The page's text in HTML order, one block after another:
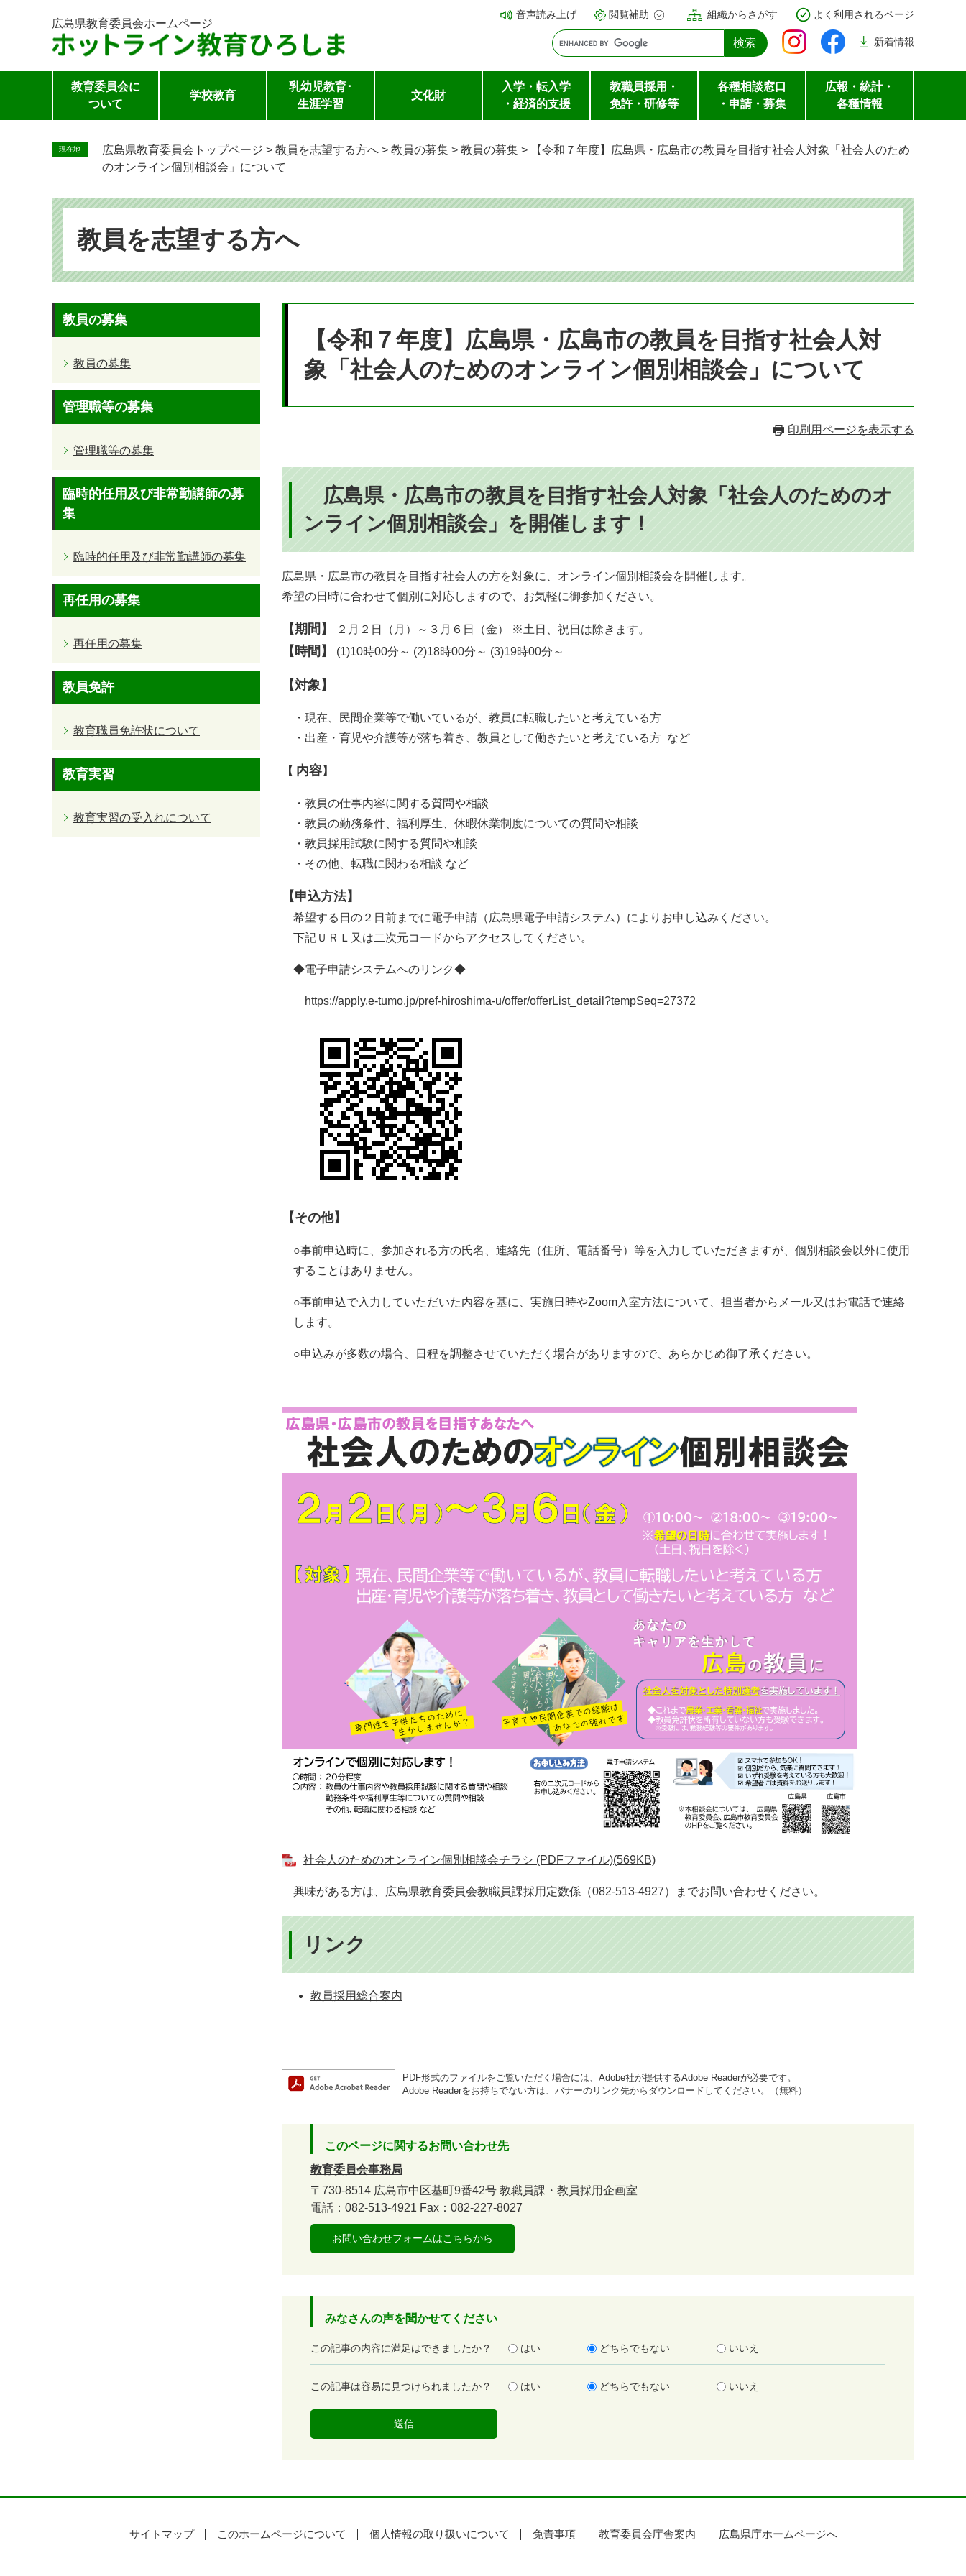
ー
し
広島県教育委員会ホームページ
音声読み上げ 閲覧補助 組織からさがす よく利用されるページ
新着情報
教育委員会に
ついて
学校教育
乳幼児教育･
生涯学習
文化財
入学・転入学
・経済的支援
教職員採用・
免許・研修等
各種相談窓口
・申請・募集
広報・統計・
各種情報
現在地 広島県教育委員会トップページ > 教員を志望する方へ > 教員の募集 > 教員の募集 >
【令和７年度】広島県・広島市の教員を目指す社会人対象「社会人のため
のオンライン個別相談会」について
教員を志望する方へ
【令和７年度】広島県・広島市の教員を目指す社会人対
象「社会人のためのオンライン個別相談会」について
印刷用ページを表示する
広島県・広島市の教員を目指す社会人対象「社会人のためのオ
ンライン個別相談会」を開催します！
広島県・広島市の教員を目指す社会人の方を対象に、オンライン個別相談会を開催します。
希望の日時に合わせて個別に対応しますので、お気軽に御参加ください。
【期間】 ２月２日（月）～３月６日（金） ※土日、祝日は除きます。
【時間】 (1)10時00分～ (2)18時00分～ (3)19時00分～
【対象】
・現在、民間企業等で働いているが、教員に転職したいと考えている方
・出産・育児や介護等が落ち着き、教員として働きたいと考えている方 など
【 内容】​
・教員の仕事内容に関する質問や相談
・教員の勤務条件、福利厚生、休暇休業制度についての質問や相談
・教員採用試験に関する質問や相談
・その他、転職に関わる相談 など
【申込方法】
希望する日の２日前までに電子申請（広島県電子申請システム）によりお申し込みください。
下記ＵＲＬ又は二次元コードからアクセスしてください。
◆電子申請システムへのリンク◆
https://apply.e-tumo.jp/pref-hiroshima-u/offer/offerList_detail?tempSeq=27372
【その他】
○事前申込時に、参加される方の氏名、連絡先（住所、電話番号）等を入力していただきますが、個別相談会以外に使用
することはありません。
○事前申込で入力していただいた内容を基に、実施日時やZoom入室方法について、担当者からメール又はお電話で連絡
します。
○申込みが多数の場合、日程を調整させていただく場合がありますので、あらかじめ御了承ください。
社会人のためのオンライン個別相談会チラシ (PDFファイル)(569KB)
​ 興味がある方は、広島県教育委員会教職員課採用定数係（082-513-4927）までお問い合わせください。
リンク
教員採用総合案内
PDF形式のファイルをご覧いただく場合には、Adobe社が提供するAdobe Readerが必要です。
Adobe Readerをお持ちでない方は、バナーのリンク先からダウンロードしてください。（無料）
このページに関するお問い合わせ先
教育委員会事務局
〒730-8514 広島市中区基町9番42号 教職員課・教員採用企画室
電話：082-513-4921 Fax：082-227-8027
お問い合わせフォームはこちらから
みなさんの声を聞かせてください
満
足
この記事の内容に満足はできましたか？ はい どちらでもない いいえ
容
この記事は容易に見つけられましたか？ はい どちらでもない いいえ
教員の募集
教員の募集
管理職等の募集
管理職等の募集
臨時的任用及び非常勤講師の募
集
臨時的任用及び非常勤講師の募集
再任用の募集
再任用の募集
教員免許
教育職員免許状について
教育実習
教育実習の受入れについて
サイトマップ このホームページについて 個人情報の取り扱いについて 免責事項 教育委員会庁舎案内 広島県庁ホームページへ